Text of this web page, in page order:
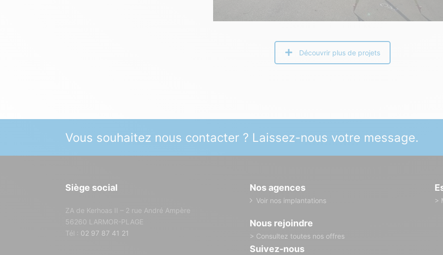
Découvrir plus de projets
Vous souhaitez nous contacter ? Laissez-nous votre message.
Siège social
ZA de Kerhoas II – 2 rue André Ampère
56260 LARMOR-PLAGE
Tél : 02 97 87 41 21
Nos agences
Voir nos implantations
Nous rejoindre
> Consultez toutes nos offres
Suivez-nous
>